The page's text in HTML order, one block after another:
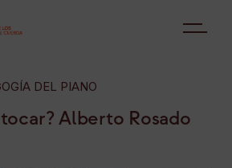
DEL PIANO
Alberto Rosado